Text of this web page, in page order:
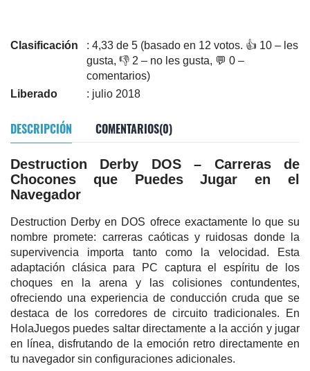
Clasificación
: 4,33 de 5 (basado en 12 votos. 👍 10 – les
gusta, 👎 2 – no les gusta, 💬 0 –
comentarios)
Liberado
: julio 2018
DESCRIPCIÓN COMENTARIOS(0)
Destruction Derby DOS – Carreras de
Chocones que Puedes Jugar en el
Navegador
Destruction Derby en DOS ofrece exactamente lo que su
nombre promete: carreras caóticas y ruidosas donde la
supervivencia importa tanto como la velocidad. Esta
adaptación clásica para PC captura el espíritu de los
choques en la arena y las colisiones contundentes,
ofreciendo una experiencia de conducción cruda que se
destaca de los corredores de circuito tradicionales. En
HolaJuegos puedes saltar directamente a la acción y jugar
en línea, disfrutando de la emoción retro directamente en
tu navegador sin configuraciones adicionales.